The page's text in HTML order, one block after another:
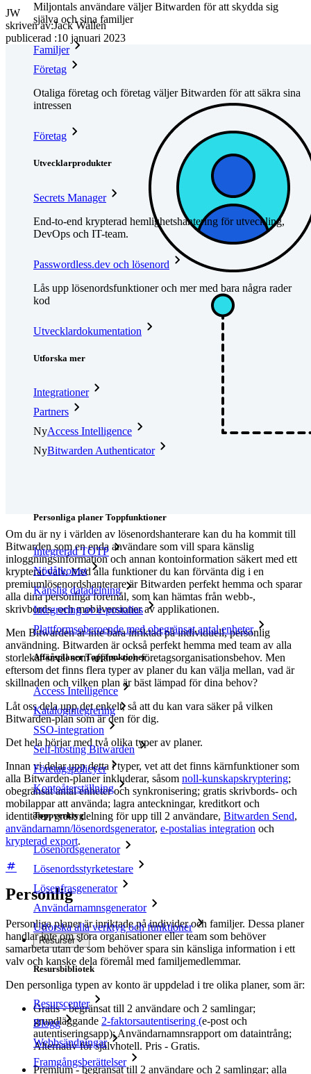
Miljontals användare väljer Bitwarden för att skydda sig
själva och sina familjer
Familjer
Företag
Otaliga företag och företag väljer Bitwarden för att säkra sina
intressen
Företag
Utvecklarprodukter
Secrets Manager
End-to-end krypterad hemlighetshantering för utveckling,
DevOps och IT-team.
Passwordless.dev och lösenord
Lås upp lösenordsfunktioner och mer med bara några rader
kod
Utvecklardokumentation
Utforska mer
Integrationer
Partners
NyAccess Intelligence
NyBitwarden Authenticator
Personliga planer Toppfunktioner
Integrerad TOTP
Nödåtkomst
Känslig datadelning
Integrering av e-postalias
Plattformsoberoende med obegränsat antal enheter
Affärsplaner Toppfunktioner
Access Intelligence
Katalogintegrering
SSO-integration
Self-hosting Bitwarden
Företagspolicyer
Kontoåterställning
Toppverktyg
Lösenordsgenerator
Lösenordsstyrketestare
Lösenfrasgenerator
Användarnamnsgenerator
Utforska alla verktyg och funktioner
Resurser
Resursbibliotek
Resurscenter
Blogg
Webbsändningar
Framgångsberättelser
JW
skriven av:Jack Wallen
publicerad :10 januari 2023
Om du är ny i världen av lösenordshanterare kan du ha kommit till
Bitwarden som en enda användare som vill spara känslig
inloggningsinformation och annan kontoinformation säkert med ett
krypterat valv. Med alla funktioner du kan förvänta dig i en
premiumlösenordshanterare är Bitwarden perfekt hemma och sparar
alla dina personliga föremål, som kan hämtas från webb-,
skrivbords- och mobilversioner av applikationen.
Men Bitwarden är inte bara inriktad på individuell, personlig
användning. Bitwarden är också perfekt hemma med team av alla
storlekar såväl som affärs- och företagsorganisationsbehov. Men
eftersom det finns flera typer av planer du kan välja mellan, vad är
skillnaden och vilken plan är bäst lämpad för dina behov?
Låt oss dela upp det enkelt, så att du kan vara säker på vilken
Bitwarden-plan som är den för dig.
Det hela börjar med två olika typer av planer.
Innan vi delar upp detta i typer, vet att det finns kärnfunktioner som
alla Bitwarden-planer inkluderar, såsom noll-kunskapskryptering;
obegränsat antal enheter och synkronisering; gratis skrivbords- och
mobilappar att använda; lagra anteckningar, kreditkort och
identiteter; gratis delning för upp till 2 användare, Bitwarden Send,
användarnamn/lösenordsgenerator, e-postalias integration och
krypterad export.
Personlig
Personliga planer är inriktade på individer och familjer. Dessa planer
handlar inte om stora organisationer eller team som behöver
samarbeta utan de som behöver spara sin känsliga information i ett
valv och kanske dela föremål med familjemedlemmar.
Den personliga typen av konto är uppdelad i tre olika planer, som är:
Gratis - begränsat till 2 användare och 2 samlingar;
grundläggande 2-faktorsautentisering (e-post och
autentiseringsapp); Användarnamnsrapport om dataintrång;
Alternativ för självhotell. Pris - Gratis.
Premium - begränsat till 2 användare och 2 samlingar; alla